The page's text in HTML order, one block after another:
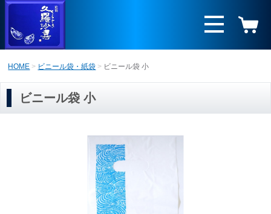
HOME ビニール袋・紙袋 ビニール袋 小
ビニール袋 小